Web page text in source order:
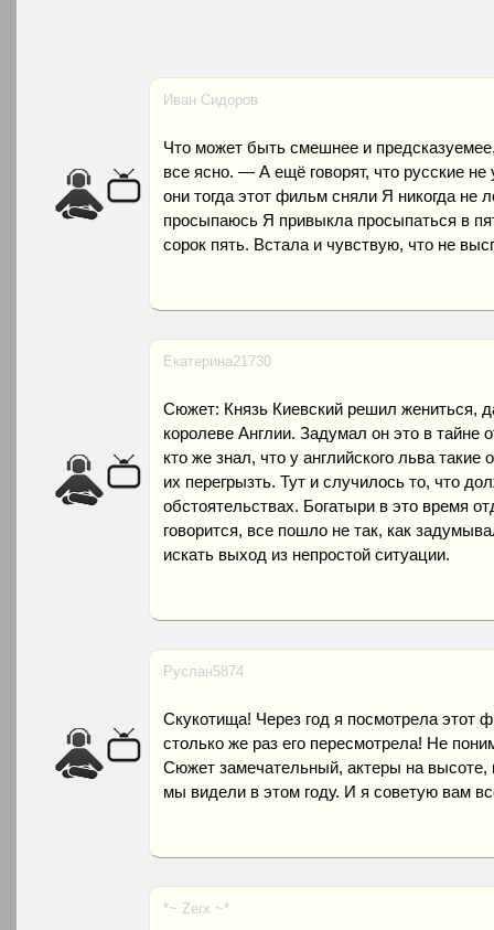
Иван Сидоров
Что может быть смешнее и
все ясно. — А ещё говорят, что русские
они тогда этот фильм сняли Я никогда не
просыпаюсь Я привыкла просыпаться в
сорок пять. Встала и чувствую, что не
Екатерина21730
Сюжет: Князь Киевский решил жениться,
королеве Англии. Задумал он это в тайне
кто же знал, что у английского льва
их перегрызть. Тут и случилось то, что
обстоятельствах. Богатыри в это время
говорится, все пошло не так, как
искать выход из непростой ситуации.
Руслан5874
Скукотища! Через год я посмотрела этот
столько же раз его пересмотрела! Не
Сюжет замечательный, актеры на
мы видели в этом году. И я советую вам
*~ Zerx ~*